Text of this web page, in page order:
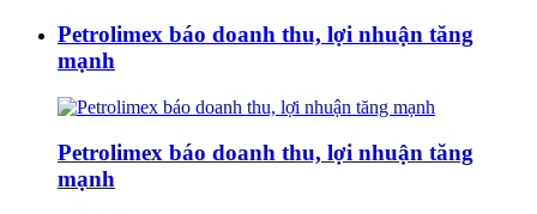
Petrolimex báo doanh thu, lợi nhuận tăng
mạnh
Petrolimex báo doanh thu, lợi nhuận tăng
mạnh